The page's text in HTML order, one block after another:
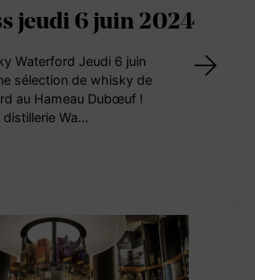
jeudi 6 juin 2024
Waterford Jeudi 6 juin
sélection de whisky de
au Hameau Dubœuf !
distillerie Wa…